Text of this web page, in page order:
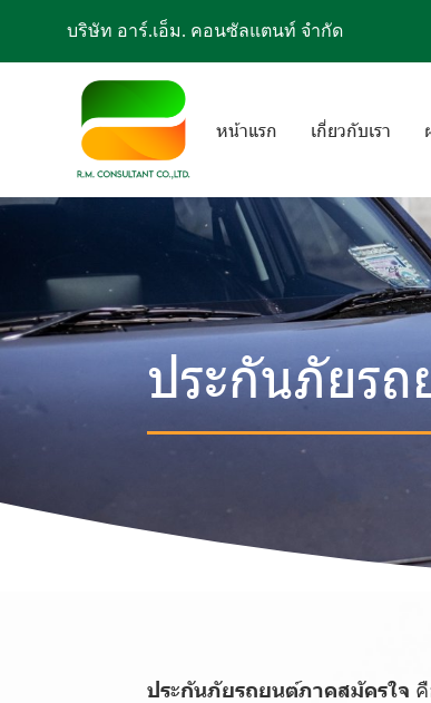
บริษัท อาร์.เอ็ม. คอนซัลแตนท์ จำกัด
หน้าแรก เกี่ยวกับเรา
ประกันภัยร
ประกันภัยรถยนต์ภาคสมัครใจ